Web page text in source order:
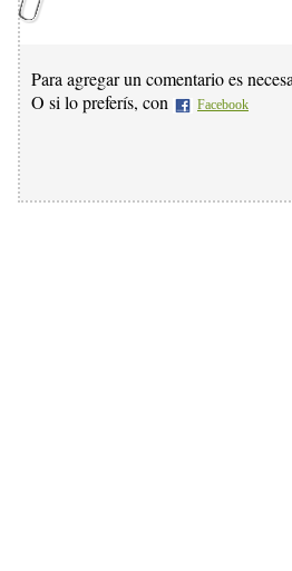
Para agregar un comentario es
O si lo preferís, con Facebook